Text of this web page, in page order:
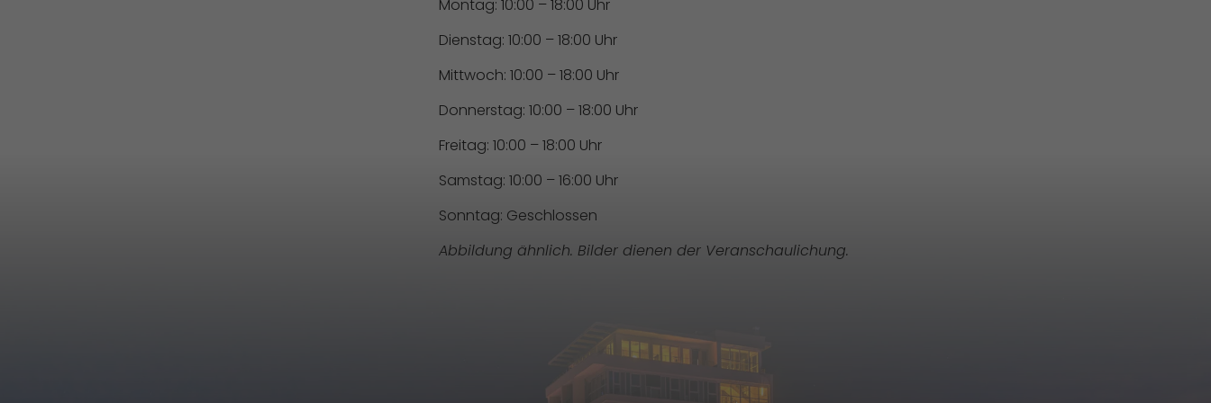
Montag: 10:00 – 18:00 Uhr
Dienstag: 10:00 – 18:00 Uhr
Mittwoch: 10:00 – 18:00 Uhr
Donnerstag: 10:00 – 18:00 Uhr
Freitag: 10:00 – 18:00 Uhr
Samstag: 10:00 – 16:00 Uhr
Sonntag: Geschlossen
Abbildung ähnlich. Bilder dienen der Veranschaulichung.